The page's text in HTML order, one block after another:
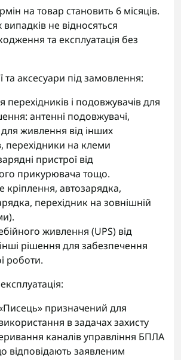
на товар становить 6 місяців.
не відносяться
та експлуатація без
та аксесуари під замовлення:
перехідників і подовжувачів для
антенні подовжувачі,
живлення від інших
перехідники на клеми
пристрої від
прикурювача тощо.
кріплення, автозарядка,
перехідник на зовнішній
живлення (UPS) від
рішення для забезпечення
роботи.
призначений для
в задачах захисту
каналів управління БПЛА
відповідають заявленим